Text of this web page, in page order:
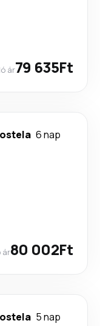
ár79 635Ft
6 nap
ár80 002Ft
5 nap